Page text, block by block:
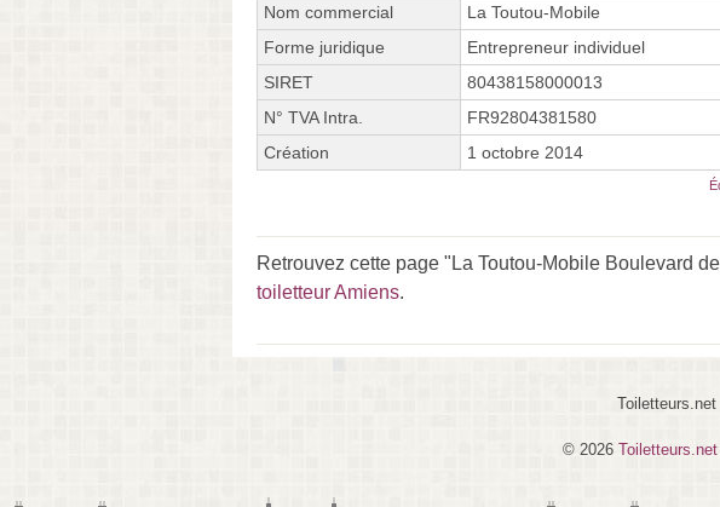
Nom commercial
La Toutou-Mobile
Forme juridique
Entrepreneur individuel
SIRET
80438158000013
N° TVA Intra.
FR92804381580
Création
1 octobre 2014
Retrouvez cette page "La Toutou-Mobile Boulevard
toiletteur Amiens.
© 2026 Toiletteurs.net